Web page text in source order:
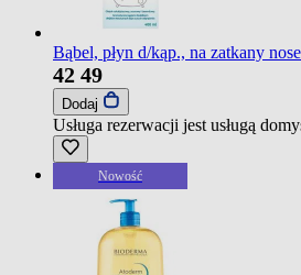
Bąbel, płyn d/kąp., na zatkany
42 49
Dodaj
Usługa rezerwacji jest usługą
Nowość